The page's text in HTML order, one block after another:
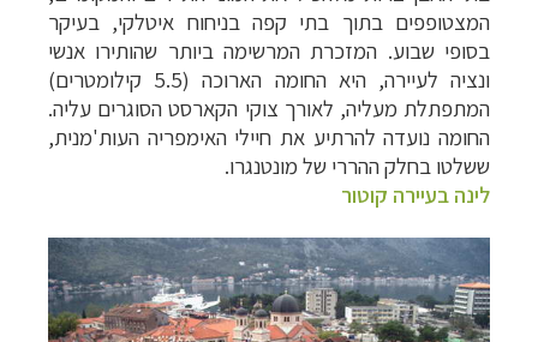
המצטופפים בתוך בתי קפה בניחוח איטלקי, בעיקר
בסופי שבוע. המזכרת המרשימה ביותר שהותירו אנשי
ונציה לעיירה, היא החומה הארוכה (5.5 קילומטרים)
המתפתלת מעליה, לאורך צוקי הקארסט הסוגרים עליה.
החומה נועדה להרתיע את חיילי האימפריה העות'מנית,
ששלטו בחלק ההררי של מונטנגרו.
לינה בעיירה קוטור